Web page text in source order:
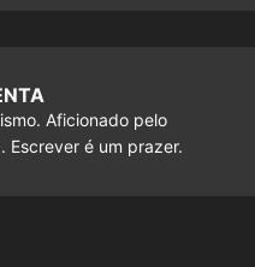
Aficionado pelo
Escrever é um prazer.